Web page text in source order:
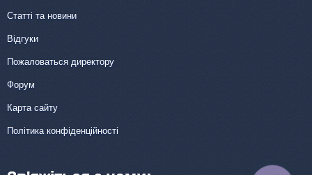
Статті та новини
Відгуки
Пожаловаться директору
Форум
Карта сайту
Політика конфіденційності